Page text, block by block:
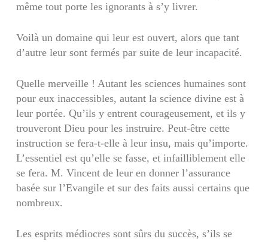
même tout porte les ignorants à s’y livrer.
Voilà un domaine qui leur est ouvert, alors que tant
d’autre leur sont fermés par suite de leur incapacité.
Quelle merveille ! Autant les sciences humaines sont
pour eux inaccessibles, autant la science divine est à
leur portée. Qu’ils y entrent courageusement, et ils y
trouveront Dieu pour les instruire. Peut-être cette
instruction se fera-t-elle à leur insu, mais qu’importe.
L’essentiel est qu’elle se fasse, et infailliblement elle
se fera. M. Vincent de leur en donner l’assurance
basée sur l’Evangile et sur des faits aussi certains que
nombreux.
Les esprits médiocres sont sûrs du succès, s’ils se